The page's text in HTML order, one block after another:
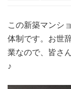
この新築マンシ
体制です。お世
業なので、皆さ
♪